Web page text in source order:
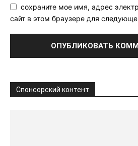
сохраните мое имя, адрес
сайт в этом браузере для
Спонсорский контент